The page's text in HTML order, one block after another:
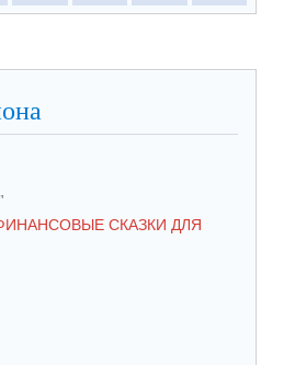
СКАЗКИ ДЛЯ